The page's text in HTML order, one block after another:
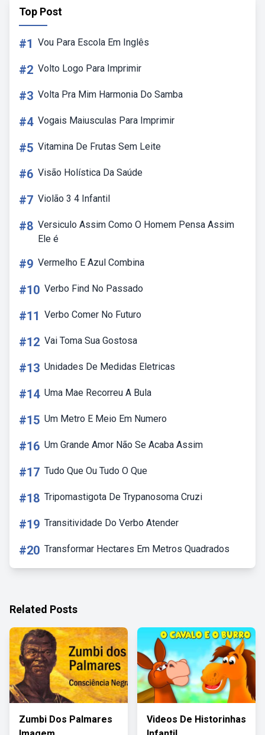
Top Post
#1 Vou Para Escola Em Inglês
#2 Volto Logo Para Imprimir
#3 Volta Pra Mim Harmonia Do Samba
#4 Vogais Maiusculas Para Imprimir
#5 Vitamina De Frutas Sem Leite
#6 Visão Holística Da Saúde
#7 Violão 3 4 Infantil
#8 Versiculo Assim Como O Homem Pensa Assim
Ele é
#9 Vermelho E Azul Combina
#10 Verbo Find No Passado
#11 Verbo Comer No Futuro
#12 Vai Toma Sua Gostosa
#13 Unidades De Medidas Eletricas
#14 Uma Mae Recorreu A Bula
#15 Um Metro E Meio Em Numero
#16 Um Grande Amor Não Se Acaba Assim
#17 Tudo Que Ou Tudo O Que
#18 Tripomastigota De Trypanosoma Cruzi
#19 Transitividade Do Verbo Atender
#20 Transformar Hectares Em Metros Quadrados
Related Posts
Zumbi Dos Palmares
Videos De Historinhas